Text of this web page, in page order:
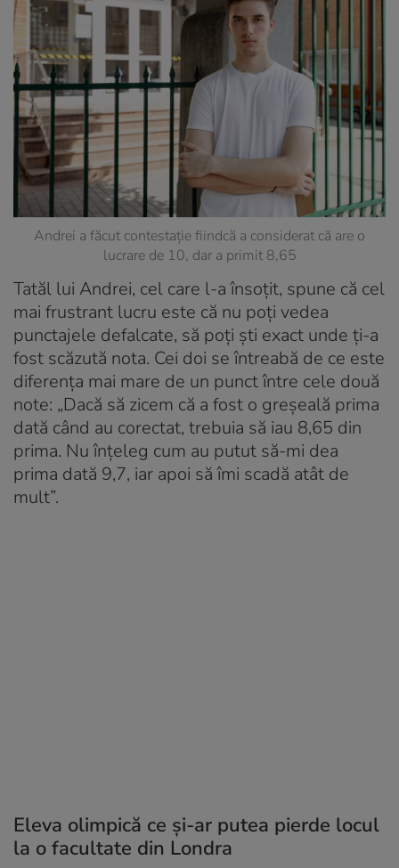
Andrei a făcut contestație fiindcă a considerat că are o
lucrare de 10, dar a primit 8,65
Tatăl lui Andrei, cel care l-a însoțit, spune că cel
mai frustrant lucru este că nu poți vedea
punctajele defalcate, să poți ști exact unde ți-a
fost scăzută nota. Cei doi se întreabă de ce este
diferența mai mare de un punct între cele două
note: „Dacă să zicem că a fost o greșeală prima
dată când au corectat, trebuia să iau 8,65 din
prima. Nu înțeleg cum au putut să-mi dea
prima dată 9,7, iar apoi să îmi scadă atât de
mult”.
Eleva olimpică ce și-ar putea pierde locul
la o facultate din Londra